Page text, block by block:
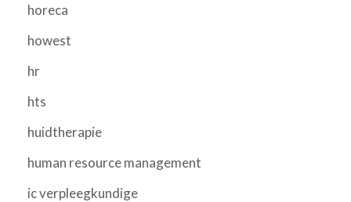
horeca
howest
hr
hts
huidtherapie
human resource management
ic verpleegkundige